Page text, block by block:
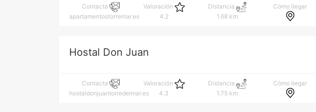
Contacta
apartamentostorremar.es
Valoración
4.2
Distancia
1.68 km
Cómo llegar
Hostal Don Juan
Contacta
hostaldonjuantorredelmar.es
Valoración
4.3
Distancia
1.75 km
Cómo llegar